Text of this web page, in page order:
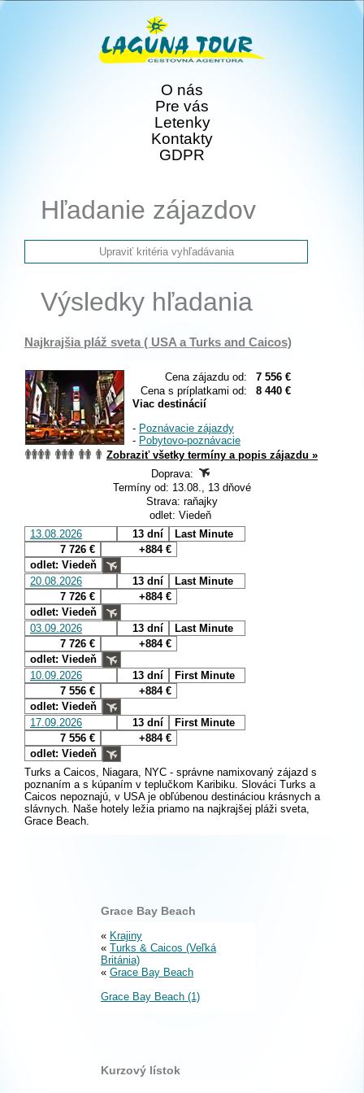
O nás
Pre vás
Letenky
Kontakty
GDPR
Hľadanie zájazdov
Výsledky hľadania
Najkrajšia pláž sveta ( USA a Turks and Caicos)
Cena zájazdu od:
7 556 €
Cena s príplatkami od:
8 440 €
Viac destinácií
- Poznávacie zájazdy
- Pobytovo-poznávacie
Zobraziť všetky termíny a popis zájazdu »
Doprava:
Termíny od: 13.08., 13 dňové
Strava: raňajky
odlet: Viedeň
13.08.2026
13 dní
Last Minute
7 726 €
+884 €
odlet: Viedeň
20.08.2026
13 dní
Last Minute
7 726 €
+884 €
odlet: Viedeň
03.09.2026
13 dní
Last Minute
7 726 €
+884 €
odlet: Viedeň
10.09.2026
13 dní
First Minute
7 556 €
+884 €
odlet: Viedeň
17.09.2026
13 dní
First Minute
7 556 €
+884 €
odlet: Viedeň
Turks a Caicos, Niagara, NYC - správne namixovaný zájazd s
poznaním a s kúpaním v teplučkom Karibiku. Slováci Turks a
Caicos nepoznajú, v USA je obľúbenou destináciou krásnych a
slávnych. Naše hotely ležia priamo na najkrajšej pláži sveta,
Grace Beach.
Grace Bay Beach
« Krajiny
« Turks & Caicos (Veľká
Británia)
« Grace Bay Beach
Grace Bay Beach (1)
Kurzový lístok